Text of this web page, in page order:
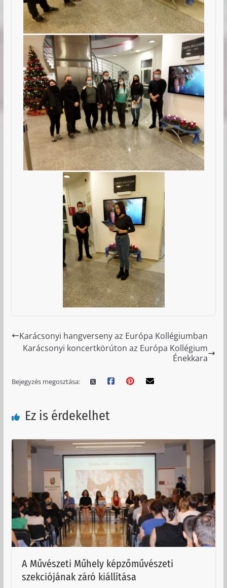
Karácsonyi hangverseny az Európa Kollégiumban
Karácsonyi koncertkörúton az Európa Kollégium
Énekkara
Bejegyzés megosztása:
Ez is érdekelhet
A Művészeti Műhely képzőművészeti
szekciójának záró kiállítása